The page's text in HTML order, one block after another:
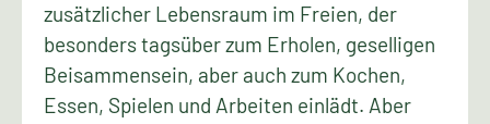
zusätzlicher Lebensraum im Freien, der
besonders tagsüber zum Erholen, geselligen
Beisammensein, aber auch zum Kochen,
Essen, Spielen und Arbeiten einlädt. Aber